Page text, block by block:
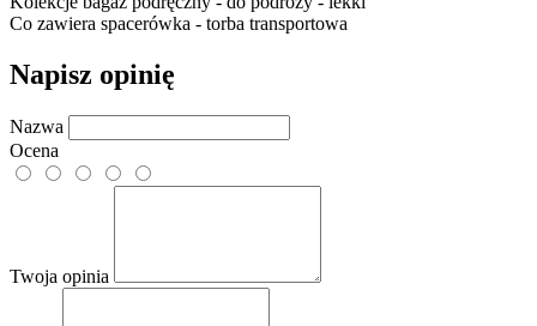
Co zawiera spacerówka - torba transportowa
Napisz opinię
Nazwa
Ocena
Twoja opinia